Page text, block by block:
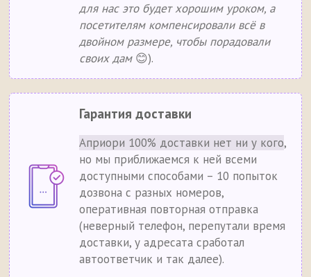
для нас это будет хорошим уроком, а
посетителям компенсировали всё в
двойном размере, чтобы порадовали
своих дам😊).
Гарантия доставки
Априори 100% доставки нет ни у кого,
но мы приближаемся к ней всеми
доступными способами – 10 попыток
дозвона с разных номеров,
оперативная повторная отправка
(неверный телефон, перепутали время
доставки, у адресата сработал
автоответчик и так далее).